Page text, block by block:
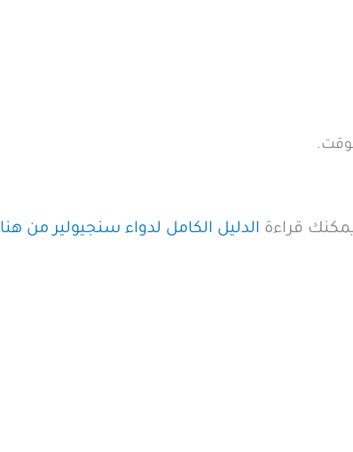
قراءة الدليل الكامل لدواء سنجيولير من هنا